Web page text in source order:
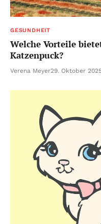
GESUNDHEIT
Welche Vorteile
Katzenpuck?
Verena Meyer29. Oktober